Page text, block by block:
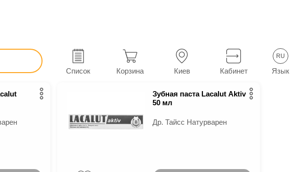
Список Корзина Киев Кабинет
RU
Язык
рта Зубные пасты в г.Киев
Зубная паста Lacalut Aktiv
50 мл
Др. Тайсс Натурварен